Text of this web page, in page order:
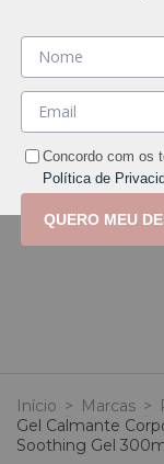
Início > Marcas >
Gel Calmante
Soothing Gel
Concordo com os
Política de
QUERO MEU